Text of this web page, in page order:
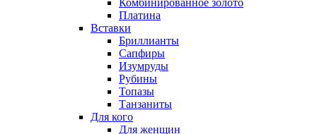
Комбинированное золото
Платина
Вставки
Бриллианты
Сапфиры
Изумруды
Рубины
Топазы
Танзаниты
Для кого
Для женщин